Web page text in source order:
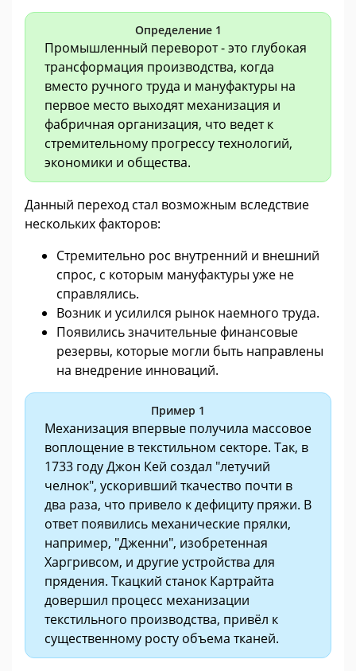
Определение 1
Промышленный переворот - это глубокая
трансформация производства, когда
вместо ручного труда и мануфактуры на
первое место выходят механизация и
фабричная организация, что ведет к
стремительному прогрессу технологий,
экономики и общества.
Данный переход стал возможным вследствие
нескольких факторов:
Стремительно рос внутренний и внешний
спрос, с которым мануфактуры уже не
справлялись.
Возник и усилился рынок наемного труда.
Появились значительные финансовые
резервы, которые могли быть направлены
на внедрение инноваций.
Пример 1
Механизация впервые получила массовое
воплощение в текстильном секторе. Так, в
1733 году Джон Кей создал "летучий
челнок", ускоривший ткачество почти в
два раза, что привело к дефициту пряжи. В
ответ появились механические прялки,
например, "Дженни", изобретенная
Харгривсом, и другие устройства для
прядения. Ткацкий станок Картрайта
довершил процесс механизации
текстильного производства, привёл к
существенному росту объема тканей.